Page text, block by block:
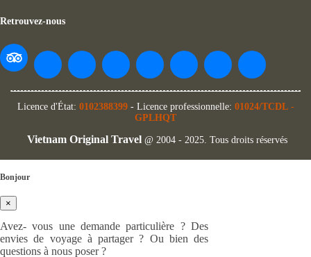
Retrouvez-nous
Licence d'État: 0102388399 - Licence professionnelle: 01024/TCDL-
GPLHQT
Vietnam Original Travel@ 2004 - 2025. Tous droits réservés
Bonjour
×
Avez- vous une demande particulière ? Des
envies de voyage à partager ? Ou bien des
questions à nous poser ?